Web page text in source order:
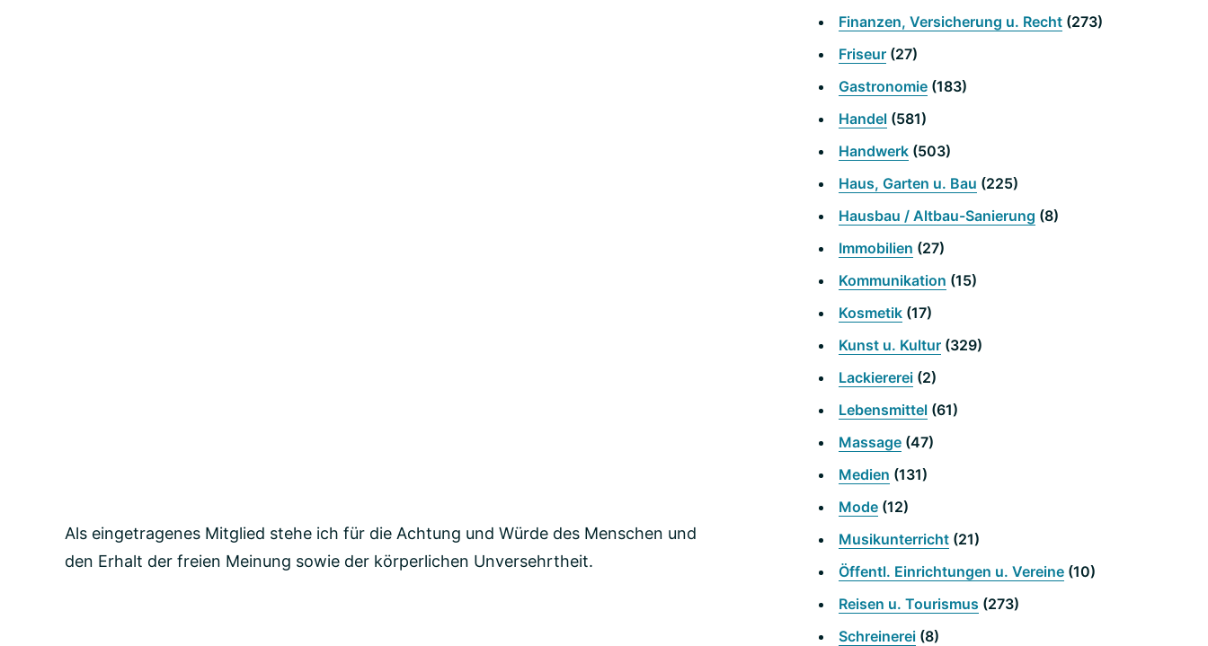
Als eingetragenes Mitglied stehe ich für die Achtung und Würde des Menschen und
den Erhalt der freien Meinung sowie der körperlichen Unversehrtheit.
Finanzen, Versicherung u. Recht (273)
Friseur (27)
Gastronomie (183)
Handel (581)
Handwerk (503)
Haus, Garten u. Bau (225)
Hausbau / Altbau-Sanierung (8)
Immobilien (27)
Kommunikation (15)
Kosmetik (17)
Kunst u. Kultur (329)
Lackiererei (2)
Lebensmittel (61)
Massage (47)
Medien (131)
Mode (12)
Musikunterricht (21)
Öffentl. Einrichtungen u. Vereine (10)
Reisen u. Tourismus (273)
Schreinerei (8)